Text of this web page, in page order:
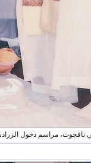
نافجوت، مراسم دخول